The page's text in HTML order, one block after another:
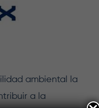
ambiental la
a la